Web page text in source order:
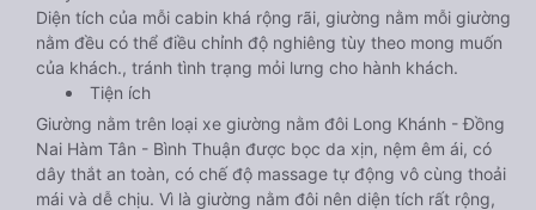
Diện tích của mỗi cabin khá rộng rãi, giường nằm mỗi giường
nằm đều có thể điều chỉnh độ nghiêng tùy theo mong muốn
của khách., tránh tình trạng mỏi lưng cho hành khách.
Tiện ích
Giường nằm trên loại xe giường nằm đôi Long Khánh - Đồng
Nai Hàm Tân - Bình Thuận được bọc da xịn, nệm êm ái, có
dây thắt an toàn, có chế độ massage tự động vô cùng thoải
mái và dễ chịu. Vì là giường nằm đôi nên diện tích rất rộng,